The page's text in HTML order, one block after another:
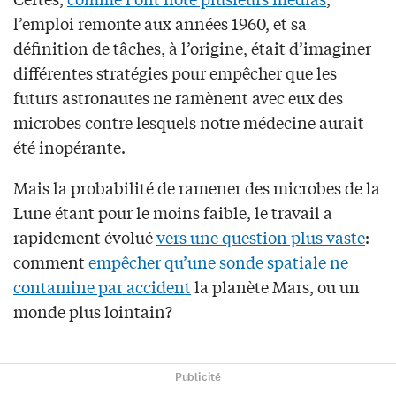
l’emploi remonte aux années 1960, et sa
définition de tâches, à l’origine, était d’imaginer
différentes stratégies pour empêcher que les
futurs astronautes ne ramènent avec eux des
microbes contre lesquels notre médecine aurait
été inopérante.
Mais la probabilité de ramener des microbes de la
Lune étant pour le moins faible, le travail a
rapidement évoluévers une question plus vaste:
commentempêcher qu’une sonde spatiale ne
contamine par accidentla planète Mars, ou un
monde plus lointain?
Publicité